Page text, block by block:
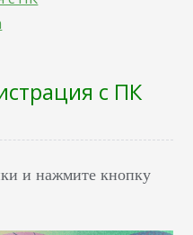
с ПК
и нажмите кнопку